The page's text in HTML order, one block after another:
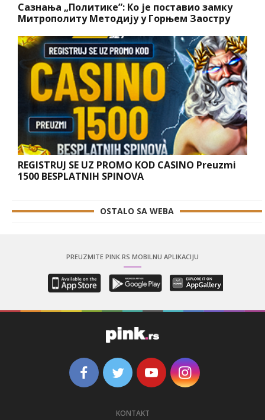
Сазнања „Политике”: Ко је поставио замку
Митрополиту Методију у Горњем Заостру
REGISTRUJ SE UZ PROMO KOD CASINO Preuzmi
1500 BESPLATNIH SPINOVA
OSTALO SA WEBA
PREUZMITE PINK.RS MOBILNU APLIKACIJU
KONTAKT